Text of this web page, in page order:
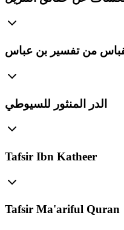
من تفسير بن عباس
الدر المنثور للسيوطي
Tafsir Ibn Katheer
Tafsir Ma'ariful Quran